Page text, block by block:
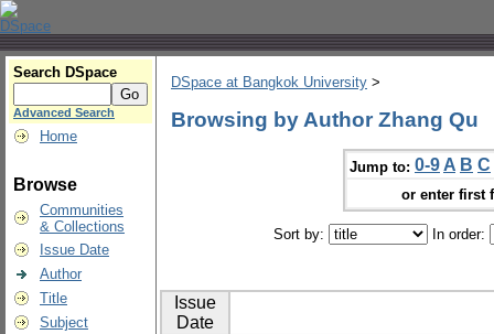
Search DSpace
Advanced Search
Home
Browse
Communities
& Collections
Issue Date
Author
Title
Subject
DSpace at Bangkok University >
Browsing by Author Zhang Qu
Jump to: 0-9 A B C
or enter first
Sort by: In order:
Issue
Date